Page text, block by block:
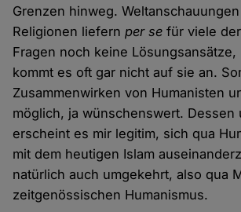
Grenzen hinweg.
Religionen liefernper se für viele
Fragen noch keine Lösungsansätze,
kommt es oft gar nicht auf sie an.
Zusammenwirken von Humanisten
möglich, ja wünschenswert. Dessen
erscheint es mir legitim, sich qua
mit dem heutigen Islam
natürlich auch umgekehrt, also qua
zeitgenössischen Humanismus.